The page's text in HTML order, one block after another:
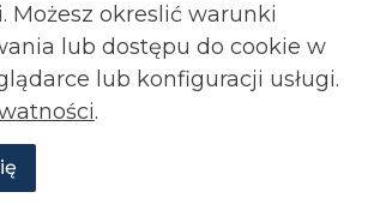
Możesz okreslić warunki
lub dostępu do cookie w
lub konfiguracji usługi.
.